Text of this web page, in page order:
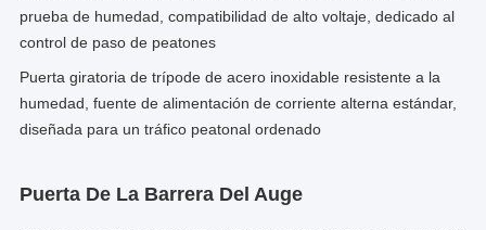
prueba de humedad, compatibilidad de alto voltaje, dedicado al
control de paso de peatones
Puerta giratoria de trípode de acero inoxidable resistente a la
humedad, fuente de alimentación de corriente alterna estándar,
diseñada para un tráfico peatonal ordenado
Puerta De La Barrera Del Auge